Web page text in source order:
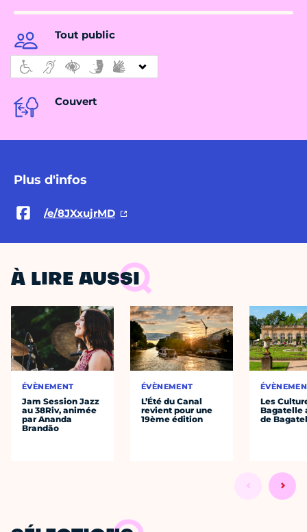
Tout public
Couvert
Plus d'infos
/e/8JXxujrMD
À LIRE AUSSI
ÉVÈNEMENT
Jam Session Jazz
au 38Riv, animée
par Ananda
Brandão
ÉVÈNEMENT
L’Été du Canal
revient pour une
19ème édition
Les
Bagatelle
de